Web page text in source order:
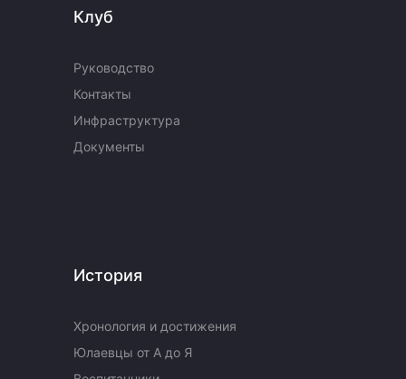
Клуб
Руководство
Контакты
Инфраструктура
Документы
История
Хронология и достижения
Юлаевцы от А до Я